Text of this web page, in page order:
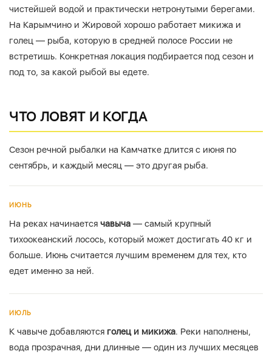
чистейшей водой и практически нетронутыми берегами.
На Карымчино и Жировой хорошо работает микижа и
голец — рыба, которую в средней полосе России не
встретишь. Конкретная локация подбирается под сезон и
под то, за какой рыбой вы едете.
ЧТО ЛОВЯТ И КОГДА
Сезон речной рыбалки на Камчатке длится с июня по
сентябрь, и каждый месяц — это другая рыба.
ИЮНЬ
На реках начинается чавыча — самый крупный
тихоокеанский лосось, который может достигать 40 кг и
больше. Июнь считается лучшим временем для тех, кто
едет именно за ней.
ИЮЛЬ
К чавыче добавляются голец и микижа. Реки наполнены,
вода прозрачная, дни длинные — один из лучших месяцев